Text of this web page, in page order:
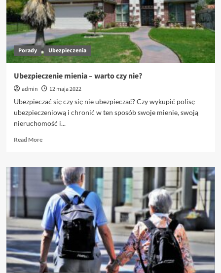
Ile
kosztuje,
co
obejmuje,
czym
jest?
Porady Ubezpieczenia
Ubezpieczenie mienia – warto czy nie?
admin
12 maja 2022
Ubezpieczać się czy się nie ubezpieczać? Czy wykupić polisę
ubezpieczeniową i chronić w ten sposób swoje mienie, swoją
nieruchomość i...
Read MoreRead
Ubezpieczenie
mienia
warto
czy
nie?